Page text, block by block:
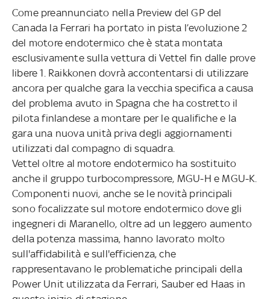
Come preannunciato nella Preview del GP del
Canada la Ferrari ha portato in pista l’evoluzione 2
del motore endotermico che è stata montata
esclusivamente sulla vettura di Vettel fin dalle prove
libere 1. Raikkonen dovrà accontentarsi di utilizzare
ancora per qualche gara la vecchia specifica a causa
del problema avuto in Spagna che ha costretto il
pilota finlandese a montare per le qualifiche e la
gara una nuova unità priva degli aggiornamenti
utilizzati dal compagno di squadra.
Vettel oltre al motore endotermico ha sostituito
anche il gruppo turbocompressore, MGU-H e MGU-K.
Componenti nuovi, anche se le novità principali
sono focalizzate sul motore endotermico dove gli
ingegneri di Maranello, oltre ad un leggero aumento
della potenza massima, hanno lavorato molto
sull'affidabilità e sull'efficienza, che
rappresentavano le problematiche principali della
Power Unit utilizzata da Ferrari, Sauber ed Haas in